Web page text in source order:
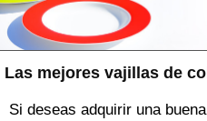
Las mejores vajillas de
Si deseas adquirir una